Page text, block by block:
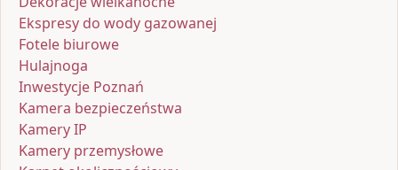
Ekspresy do wody gazowanej
Fotele biurowe
Hulajnoga
Inwestycje Poznań
Kamera bezpieczeństwa
Kamery IP
Kamery przemysłowe